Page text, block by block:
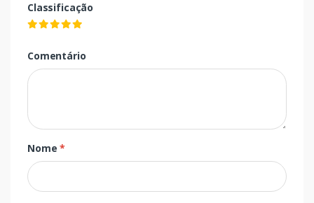
Classificação
Comentário
Nome*